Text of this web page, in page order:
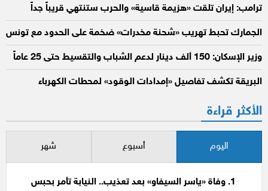
ترامب: إيران تلقت «هزيمة قاسية» والحرب ستنتهي قريباً جداً
الجمارك تحبط تهريب «شحنة مخدرات» ضخمة على الحدود مع تونس
وزير الإسكان: 150 ألف دينار لدعم الشباب والتقسيط حتى 25 عاماً
البريقة تكشف تفاصيل «إمدادات الوقود» لمحطات الكهرباء
الأكثر قراءة
اليوم أسبوع شهر
وفاة «ياسر السيفاو» بعد تعذيب.. النيابة تأمر بحبس